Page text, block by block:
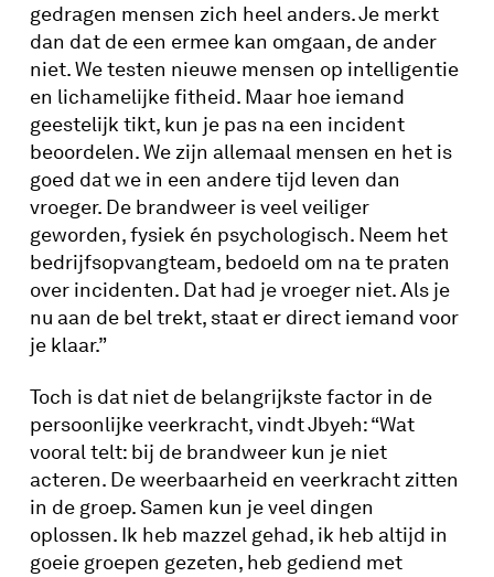
gedragen mensen zich heel anders. Je merkt
dan dat de een ermee kan omgaan, de ander
niet. We testen nieuwe mensen op intelligentie
en lichamelijke fitheid. Maar hoe iemand
geestelijk tikt, kun je pas na een incident
beoordelen. We zijn allemaal mensen en het is
goed dat we in een andere tijd leven dan
vroeger. De brandweer is veel veiliger
geworden, fysiek én psychologisch. Neem het
bedrijfsopvangteam, bedoeld om na te praten
over incidenten. Dat had je vroeger niet. Als je
nu aan de bel trekt, staat er direct iemand voor
je klaar.”
Toch is dat niet de belangrijkste factor in de
persoonlijke veerkracht, vindt Jbyeh: “Wat
vooral telt: bij de brandweer kun je niet
acteren. De weerbaarheid en veerkracht zitten
in de groep. Samen kun je veel dingen
oplossen. Ik heb mazzel gehad, ik heb altijd in
goeie groepen gezeten, heb gediend met